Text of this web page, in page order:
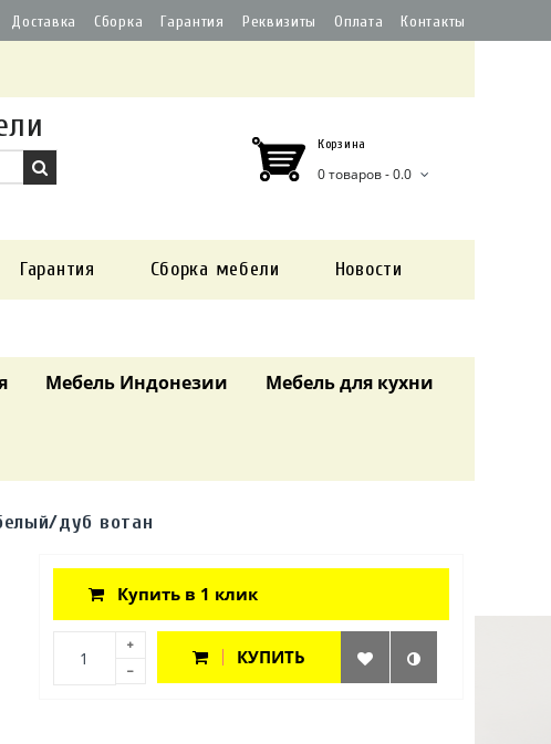
Доставка Сборка Гарантия Реквизиты Оплата Контакты
Корзина
0 товаров - 0.0
Гарантия Сборка мебели Новости
Мебель Индонезии Мебель для кухни
дуб вотан
Купить в 1 клик
КУПИТЬ